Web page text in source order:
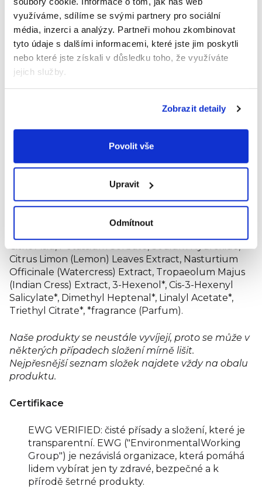
využíváme, sdílíme se svými partnery pro sociální
média, inzerci a analýzy. Partneři mohou zkombinovat
tyto údaje s dalšími informacemi, které jste jim poskytli
nebo které jste získali v důsledku toho, že využíváte
jejich služby.
Zobrazit detaily
Povolit vše
Upravit
Odmítnout
Nevysušující složení: jemná a vláčná pokožka
S příjemnou vůní z přírodních zdrojů.
Kombinovatelné s náhradním doplňovatelným
balením.
Dermatologicky testováno.
100% vegan
Naneste malé množství na ruce, napěňte a poté
Aqua / Water / Eau, Sodium Coco-Sulfate, Glycerin,
Lauryl Glucoside, Coco-Glucoside, Sodium Cocoyl
Citric Acid, Potassium Sorbate, Sodium Hydroxide,
Citrus Limon (Lemon) Leaves Extract, Nasturtium
Officinale (Watercress) Extract, Tropaeolum Majus
(Indian Cress) Extract, 3-Hexenol*, Cis-3-Hexenyl
Salicylate*, Dimethyl Heptenal*, Linalyl Acetate*,
Triethyl Citrate*, *fragrance (Parfum).
Naše produkty se neustále vyvíjejí, proto se může v
některých případech složení mírně lišit.
Nejpřesnější seznam složek najdete vždy na obalu
produktu.
Certifikace
EWG VERIFIED: čisté přísady a složení, které je
transparentní. EWG ("EnvironmentalWorking
Group") je nezávislá organizace, která pomáhá
lidem vybírat jen ty zdravé, bezpečné a k
přírodě šetrné produkty.